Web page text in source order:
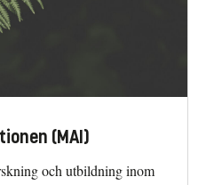
(MAI)
och utbildning inom